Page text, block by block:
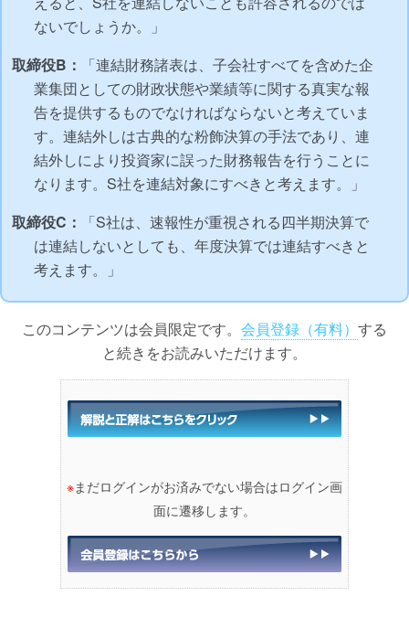
ないでしょうか。」
取締役B：
「連結財務諸表は、子会社すべてを含めた企
業集団としての財政状態や業績等に関する真実な報
告を提供するものでなければならないと考えていま
す。連結外しは古典的な粉飾決算の手法であり、連
結外しにより投資家に誤った財務報告を行うことに
なります。S社を連結対象にすべきと考えます。」
取締役C：
「S社は、速報性が重視される四半期決算で
は連結しないとしても、年度決算では連結すべきと
考えます。」
このコンテンツは会員限定です。 会員登録（有料） する
と続きをお読みいただけます。
※まだログインがお済みでない場合はログイン画
面に遷移します。